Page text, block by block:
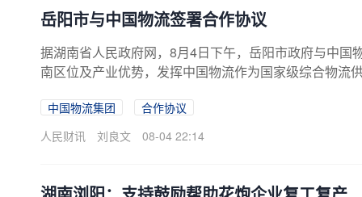
岳阳市与中国物流签署合作协议
据湖南省人民政府网，8月4日下午，岳阳市政府与中
南区位及产业优势，发挥中国物流作为国家级综合物流
中国物流集团
合作协议
人民财讯
刘良文 08-04 22:14